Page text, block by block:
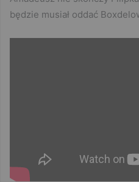
będzie musiał oddać